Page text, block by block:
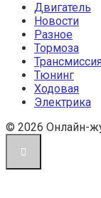
Двигатель
Новости
Разное
Тормоза
Тюнинг
Ходовая
Электрика
© 2026 Онлайн-